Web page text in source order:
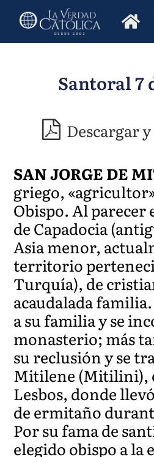
Santoral 7
Descargar
SAN JORGE DE
griego, «agricultor»
Obispo. Al
de Capadocia
Asia menor,
territorio
Turquía), de
acaudalada
a su familia y se
monasterio; más
su reclusión y se
Mitilene (Mitilini),
Lesbos, donde
de ermitaño
Por su fama de
elegido obispo a la